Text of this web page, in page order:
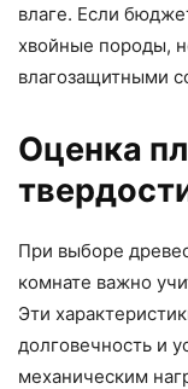
влаге. Если
хвойные породы,
влагозащитными
Оценка
При выборе
комнате важно
Эти
долговечность и
механическим